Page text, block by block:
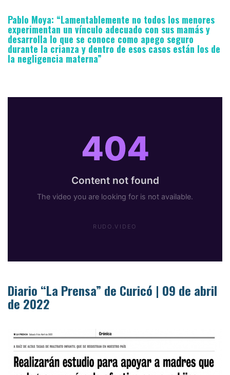
Pablo Moya: “Lamentablemente no todos los menores
experimentan un vínculo adecuado con sus mamás y
desarrolla lo que se conoce como apego seguro
durante la crianza y dentro de esos casos están los de
la negligencia materna”
Diario “La Prensa” de Curicó | 09 de abril
de 2022